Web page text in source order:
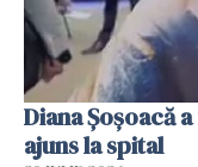
Diana Șoșoacă
ajuns la spital